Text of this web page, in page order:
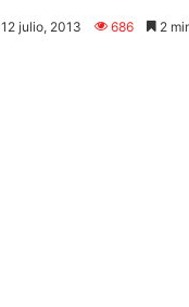
12 julio, 2013 686 2